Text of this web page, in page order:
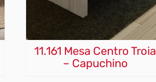
11.161 Mesa Centro Troia
– Capuchino